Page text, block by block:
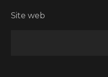
Site web